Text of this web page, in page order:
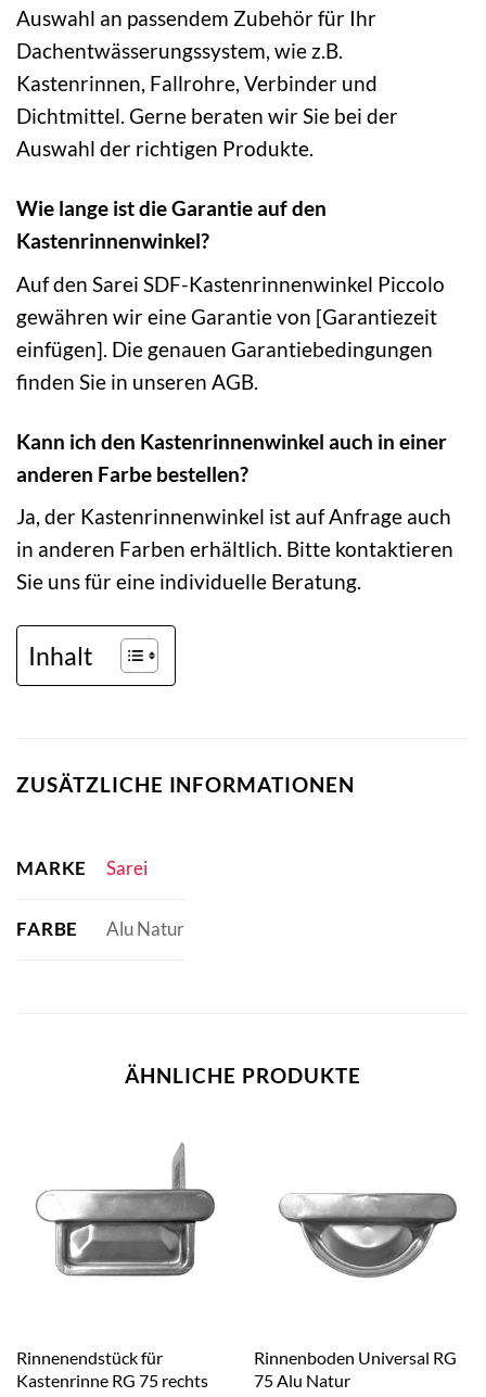
Auswahl an passendem Zubehör für Ihr
Dachentwässerungssystem, wie z.B.
Kastenrinnen, Fallrohre, Verbinder und
Dichtmittel. Gerne beraten wir Sie bei der
Auswahl der richtigen Produkte.
Wie lange ist die Garantie auf den
Kastenrinnenwinkel?
Auf den Sarei SDF-Kastenrinnenwinkel Piccolo
gewähren wir eine Garantie von [Garantiezeit
einfügen]. Die genauen Garantiebedingungen
finden Sie in unseren AGB.
Kann ich den Kastenrinnenwinkel auch in einer
anderen Farbe bestellen?
Ja, der Kastenrinnenwinkel ist auf Anfrage auch
in anderen Farben erhältlich. Bitte kontaktieren
Sie uns für eine individuelle Beratung.
Inhalt
ZUSÄTZLICHE INFORMATIONEN
MARKE Sarei
FARBE Alu Natur
ÄHNLICHE PRODUKTE
Rinnenendstück für
Kastenrinne RG 75 rechts
Rinnenboden Universal RG
75 Alu Natur